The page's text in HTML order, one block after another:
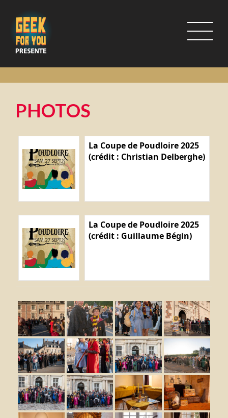
PHOTOS
La Coupe de Poudloire 2025
(crédit : Christian Delberghe)
La Coupe de Poudloire 2025
(crédit : Guillaume Bégin)